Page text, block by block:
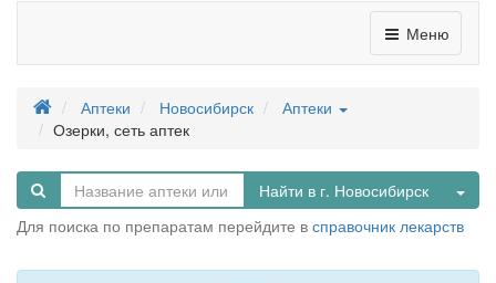
Меню
Аптеки Новосибирск
Аптеки
Озерки, сеть аптек
Найти в г. Новосибирск
Для поиска по препаратам перейдите в справочник лекарств